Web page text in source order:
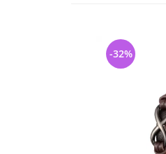
-32%